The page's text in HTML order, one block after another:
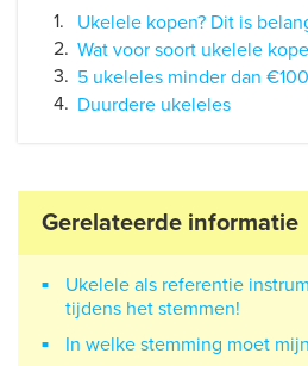
Ukelele kopen? Dit is
Wat voor soort ukelele
5 ukeleles minder dan
Duurdere ukeleles
Gerelateerde informatie
Ukelele als referentie
tijdens het stemmen!
In welke stemming moet